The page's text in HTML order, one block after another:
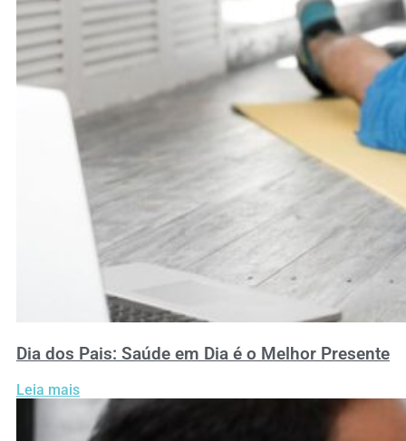
Dia dos Pais: Saúde em Dia é o Melhor Presente
Leia mais